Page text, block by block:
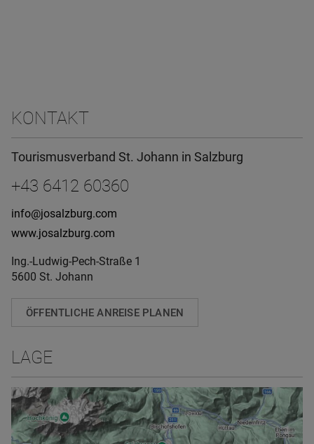
KONTAKT
Tourismusverband St. Johann in Salzburg
+43 6412 60360
info@josalzburg.com
www.josalzburg.com
Ing.-Ludwig-Pech-Straße 1
5600 St. Johann
ÖFFENTLICHE ANREISE PLANEN
LAGE